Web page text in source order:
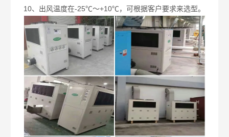
10、出风温度在-25℃～+10℃，可根据客户要求来选型。